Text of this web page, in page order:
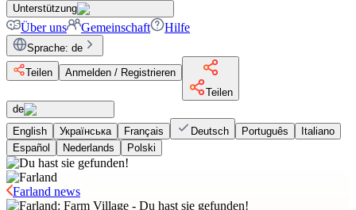
Unterstützung
Über uns Gemeinschaft Hilfe
Sprache: de
Teilen
Anmelden / Registrieren
Teilen
de
English
Українська Français Deutsch Português
Italiano
Español
Nederlands Polski
Farland news